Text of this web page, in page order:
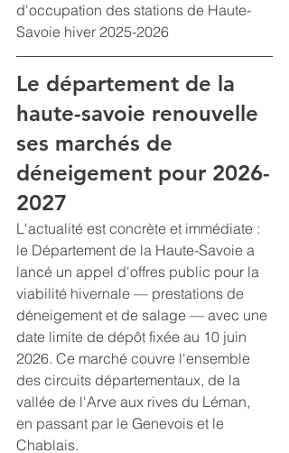
d'occupation des stations de Haute-
Savoie hiver 2025-2026
Le département de la
haute-savoie renouvelle
ses marchés de
déneigement pour 2026-
2027
L'actualité est concrète et immédiate :
le Département de la Haute-Savoie a
lancé un appel d'offres public pour la
viabilité hivernale — prestations de
déneigement et de salage — avec une
date limite de dépôt fixée au 10 juin
2026. Ce marché couvre l'ensemble
des circuits départementaux, de la
vallée de l'Arve aux rives du Léman,
en passant par le Genevois et le
Chablais.